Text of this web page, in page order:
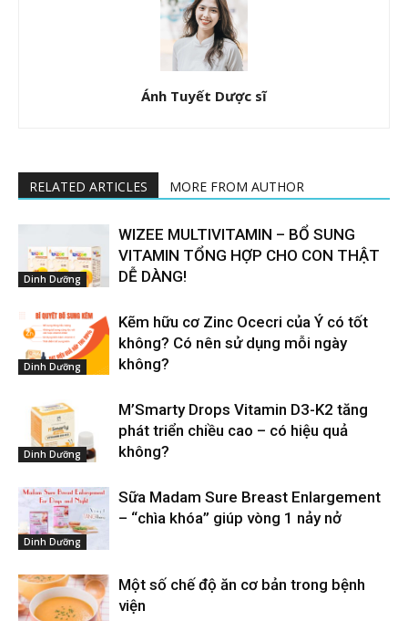
Ánh Tuyết Dược sĩ
RELATED ARTICLES MORE FROM AUTHOR
Dinh Dưỡng
WIZEE MULTIVITAMIN – BỔ SUNG
VITAMIN TỔNG HỢP CHO CON THẬT
DỄ DÀNG!
Dinh Dưỡng
Kẽm hữu cơ Zinc Ocecri của Ý có tốt
không? Có nên sử dụng mỗi ngày
không?
Dinh Dưỡng
M’Smarty Drops Vitamin D3-K2 tăng
phát triển chiều cao – có hiệu quả
không?
Dinh Dưỡng
Sữa Madam Sure Breast Enlargement
– “chìa khóa” giúp vòng 1 nảy nở
Một số chế độ ăn cơ bản trong bệnh
viện